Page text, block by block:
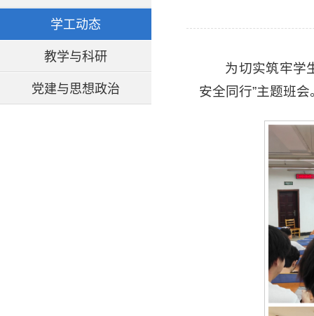
学工动态
教学与科研
党建与思想政治
为切实筑牢学
安全同行”主题班会